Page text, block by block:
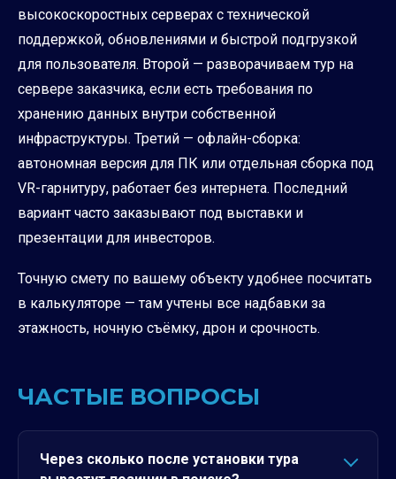
высокоскоростных серверах с технической
поддержкой, обновлениями и быстрой подгрузкой
для пользователя. Второй — разворачиваем тур на
сервере заказчика, если есть требования по
хранению данных внутри собственной
инфраструктуры. Третий — офлайн-сборка:
автономная версия для ПК или отдельная сборка под
VR-гарнитуру, работает без интернета. Последний
вариант часто заказывают под выставки и
презентации для инвесторов.
Точную смету по вашему объекту удобнее посчитать
в калькуляторе — там учтены все надбавки за
этажность, ночную съёмку, дрон и срочность.
ЧАСТЫЕ ВОПРОСЫ
Через сколько после установки тура